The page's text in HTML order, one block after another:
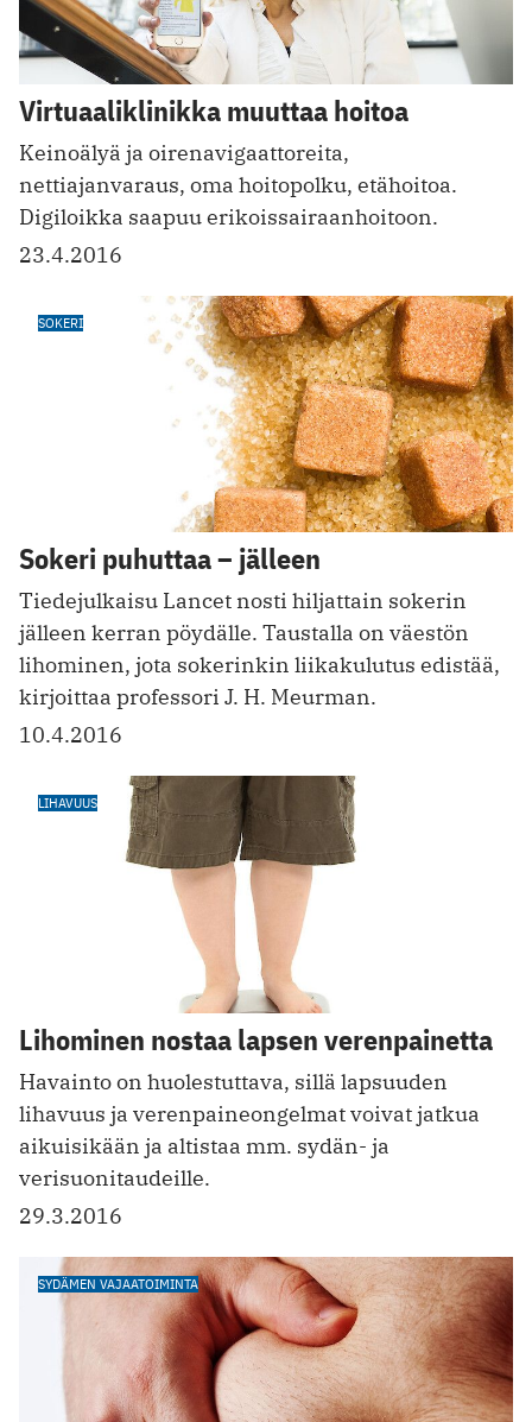
Virtuaaliklinikka muuttaa hoitoa
Keinoälyä ja oirenavigaattoreita,
nettiajanvaraus, oma hoitopolku, etähoitoa.
Digiloikka saapuu erikoissairaanhoitoon.
23.4.2016
SOKERI
Sokeri puhuttaa – jälleen
Tiedejulkaisu Lancet nosti hiljattain sokerin
jälleen kerran pöydälle. Taustalla on väestön
lihominen, jota sokerinkin liikakulutus edistää,
kirjoittaa professori J. H. Meurman.
10.4.2016
LIHAVUUS
Lihominen nostaa lapsen verenpainetta
Havainto on huolestuttava, sillä lapsuuden
lihavuus ja verenpaineongelmat voivat jatkua
aikuisikään ja altistaa mm. sydän- ja
verisuonitaudeille.
29.3.2016
SYDÄMEN VAJAATOIMINTA